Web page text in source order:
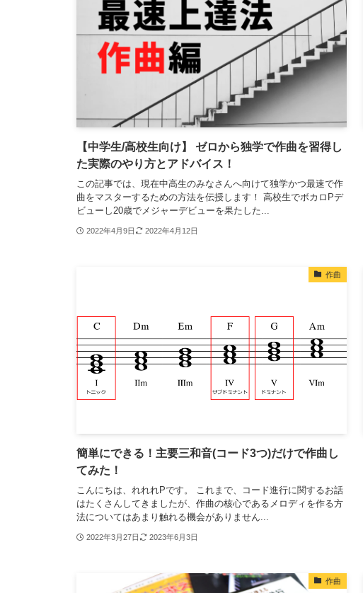
【中学生/高校生向け】 ゼロから独学で作曲を習得し
た実際のやり方とアドバイス！
この記事では、現在中高生のみなさんへ向けて独学かつ最速で作
曲をマスターするための方法を伝授します！ 高校生でボカロPデ
ビューし20歳でメジャーデビューを果たした...
2022年4月9日 2022年4月12日
作曲
簡単にできる！主要三和音(コード3つ)だけで作曲し
てみた！
こんにちは、れれれPです。 これまで、コード進行に関するお話
はたくさんしてきましたが、作曲の核心であるメロディを作る方
法についてはあまり触れる機会がありません...
2022年3月27日 2023年6月3日
作曲